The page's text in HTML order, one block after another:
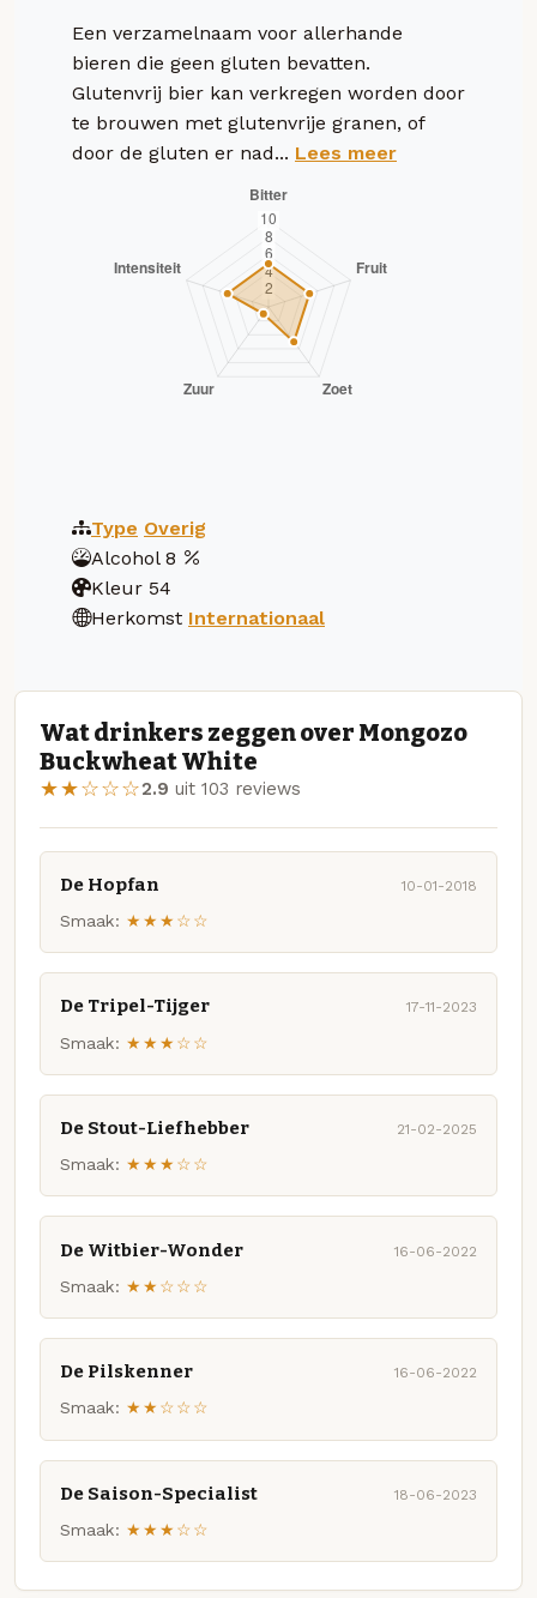
Een verzamelnaam voor allerhande
bieren die geen gluten bevatten.
Glutenvrij bier kan verkregen worden door
te brouwen met glutenvrije granen, of
door de gluten er nad... Lees meer
Type Overig
Alcohol 8
Kleur 54
Herkomst Internationaal
Wat drinkers zeggen over Mongozo
Buckwheat White
★★☆☆☆2.9 uit 103 reviews
De Hopfan 10-01-2018
Smaak: ★★★☆☆
De Tripel-Tijger 17-11-2023
Smaak: ★★★☆☆
De Stout-Liefhebber 21-02-2025
Smaak: ★★★☆☆
De Witbier-Wonder 16-06-2022
Smaak: ★★☆☆☆
De Pilskenner 16-06-2022
Smaak: ★★☆☆☆
De Saison-Specialist 18-06-2023
Smaak: ★★★☆☆